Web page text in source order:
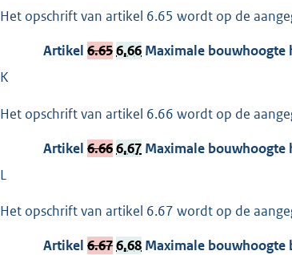
Het opschrift van artikel 6.65 wordt op de
Artikel 6.656.66 Maximale bouwhoogte
K
Het opschrift van artikel 6.66 wordt op de
Artikel 6.666.67 Maximale bouwhoogte
L
Het opschrift van artikel 6.67 wordt op de
Artikel 6.676.68 Maximale bouwhoogte